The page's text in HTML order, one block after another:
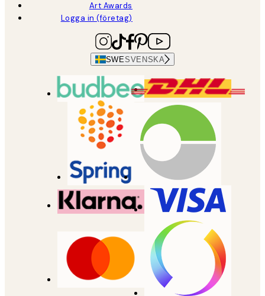
Art Awards
Logga in (företag)
SWESVENSKA